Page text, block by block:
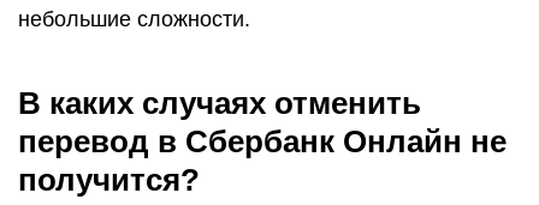
небольшие сложности.
В каких случаях отменить
перевод в Сбербанк Онлайн не
получится?